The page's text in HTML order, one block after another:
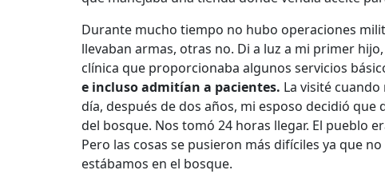
Durante mucho tiempo no hubo operaciones
llevaban armas, otras no. Di a luz a mi primer
clínica que proporcionaba algunos servicios
e incluso admitían a pacientes. La visité
día, después de dos años, mi esposo decidió
del bosque. Nos tomó 24 horas llegar. El pueblo
Pero las cosas se pusieron más difíciles ya que
estábamos en el bosque.